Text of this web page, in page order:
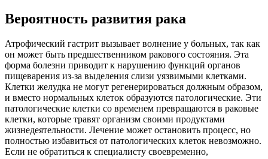
Вероятность развития рака
Атрофический гастрит вызывает волнение у больных, так как
он может быть предшественником ракового состояния. Эта
форма болезни приводит к нарушению функций органов
пищеварения из-за выделения слизи уязвимыми клетками.
Клетки желудка не могут регенерироваться должным образом,
и вместо нормальных клеток образуются патологические. Эти
патологические клетки со временем превращаются в раковые
клетки, которые травят организм своими продуктами
жизнедеятельности. Лечение может остановить процесс, но
полностью избавиться от патологических клеток невозможно.
Если не обратиться к специалисту своевременно,